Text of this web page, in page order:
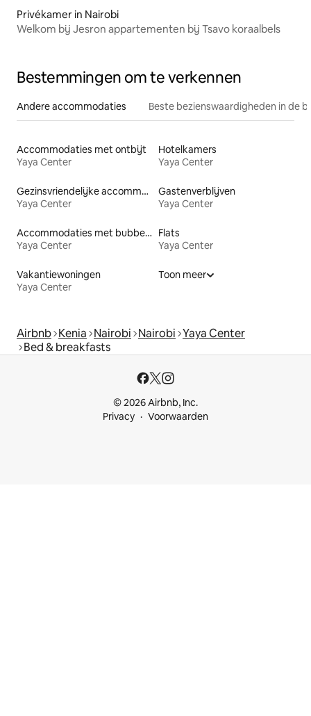
Privékamer in Nairobi
Welkom bij Jesron appartementen bij Tsavo koraalbels
Bestemmingen om te verkennen
Andere accommodaties Beste bezienswaardigheden in de
Accommodaties met ontbijt
Yaya Center
Hotelkamers
Yaya Center
Gezinsvriendelijke accommodaties
Yaya Center
Gastenverblijven
Yaya Center
Accommodaties met bubbelbad
Yaya Center
Flats
Yaya Center
Vakantiewoningen
Yaya Center
Toon meer
Airbnb Kenia Nairobi Nairobi Yaya Center
Bed & breakfasts
© 2026 Airbnb, Inc.
Privacy
Voorwaarden